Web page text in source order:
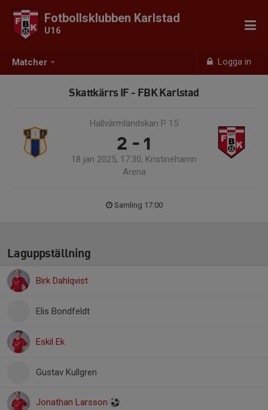
Matcher Logga in
Fotbollsklubben Karlstad
U16
Skattkärrs IF - FBK Karlstad
Hallvärmländskan P 15
2 - 1
18 jan 2025, 17:30, Kristinehamn
Arena
Samling 17:00
Laguppställning
Birk Dahlqvist
Elis Bondfeldt
Eskil Ek
Gustav Kullgren
Jonathan Larsson